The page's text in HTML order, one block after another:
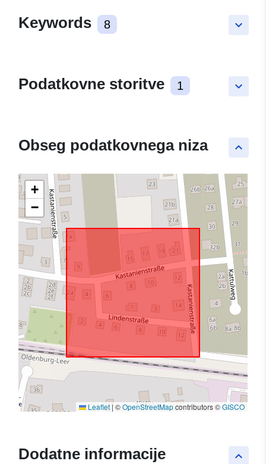
keyboard_arrow_down
Keywords 8
keyboard_arrow_down
Podatkovne storitve 1
keyboard_arrow_up
Obseg podatkovnega niza
+
−
Leaflet | ©OpenStreetMapcontributors ©GISCO
keyboard_arrow_up
Dodatne informacije